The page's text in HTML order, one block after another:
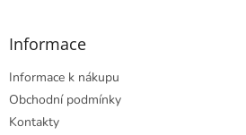
Informace
Informace k nákupu
Obchodní podmínky
Kontakty